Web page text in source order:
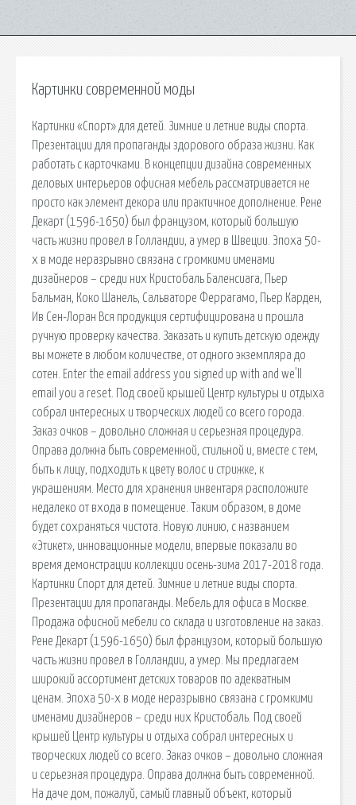
Картинки современной моды
Картинки «Спорт» для детей. Зимние и летние виды спорта.
Презентации для пропаганды здорового образа жизни. Как
работать с карточками. В концепции дизайна современных
деловых интерьеров офисная мебель рассматривается не
просто как элемент декора или практичное дополнение. Рене
Декарт (1596-1650) был французом, который большую
часть жизни провел в Голландии, а умер в Швеции. Эпоха 50-
х в моде неразрывно связана с громкими именами
дизайнеров – среди них Кристобаль Баленсиага, Пьер
Бальман, Коко Шанель, Сальваторе Феррагамо, Пьер Карден,
Ив Сен-Лоран Вся продукция сертифицирована и прошла
ручную проверку качества. Заказать и купить детскую одежду
вы можете в любом количестве, от одного экземпляра до
сотен. Enter the email address you signed up with and we'll
email you a reset. Под своей крышей Центр культуры и отдыха
собрал интересных и творческих людей со всего города.
Заказ очков – довольно сложная и серьезная процедура.
Оправа должна быть современной, стильной и, вместе с тем,
быть к лицу, подходить к цвету волос и стрижке, к
украшениям. Место для хранения инвентаря расположите
недалеко от входа в помещение. Таким образом, в доме
будет сохраняться чистота. Новую линию, с названием
«Этикет», инновационные модели, впервые показали во
время демонстрации коллекции осень-зима 2017-2018 года.
Картинки Спорт для детей. Зимние и летние виды спорта.
Презентации для пропаганды. Мебель для офиса в Москве.
Продажа офисной мебели со склада и изготовление на заказ.
Рене Декарт (1596-1650) был французом, который большую
часть жизни провел в Голландии, а умер. Мы предлагаем
широкий ассортимент детских товаров по адекватным
ценам. Эпоха 50-х в моде неразрывно связана с громкими
именами дизайнеров – среди них Кристобаль. Под своей
крышей Центр культуры и отдыха собрал интересных и
творческих людей со всего. Заказ очков – довольно сложная
и серьезная процедура. Оправа должна быть современной.
На даче дом, пожалуй, самый главный объект, который